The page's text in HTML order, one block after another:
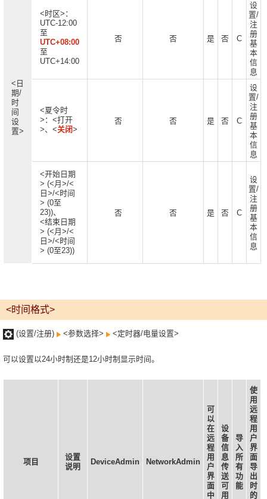
<日
期/
时
间
设
置>
<时区>：
UTC-12:00
至
UTC+08:00
至
UTC+14:00
否 否 是 否 C
设
置/
注
册
基
本
信
息
<夏令时
>：<打开
>、<关闭>
否 否 是 否 C
设
置/
注
册
基
本
信
息
<开始日期
> (<月>/<
日>/<时间
> (0至
23))、
<结束日期
> (<月>/<
日>/<时间
> (0至23))
否 否 是 否 C
设
置/
注
册
基
本
信
息
<时间格式>
(设置/注册) <参数选择> <定时器/电量设置>
可以设置以24小时制还是12小时制显示时间。
项目
设置
说明
DeviceAdmin NetworkAdmin
可
以
在
远
程
用
户
界
面
中
设
备
信
息
传
送
可
用
导
入
所
有
功
能
使
用
远
程
用
户
界
面
导
出
时
的